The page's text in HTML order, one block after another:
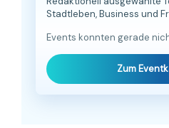
Stadtleben, Business und
Events konnten gerade
Zum